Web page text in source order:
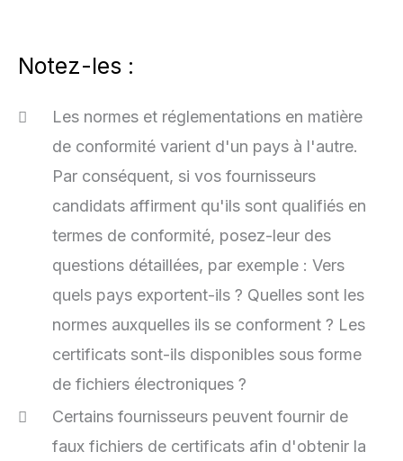
Notez-les :
Les normes et réglementations en matière
de conformité varient d'un pays à l'autre.
Par conséquent, si vos fournisseurs
candidats affirment qu'ils sont qualifiés en
termes de conformité, posez-leur des
questions détaillées, par exemple : Vers
quels pays exportent-ils ? Quelles sont les
normes auxquelles ils se conforment ? Les
certificats sont-ils disponibles sous forme
de fichiers électroniques ?
Certains fournisseurs peuvent fournir de
faux fichiers de certificats afin d'obtenir la